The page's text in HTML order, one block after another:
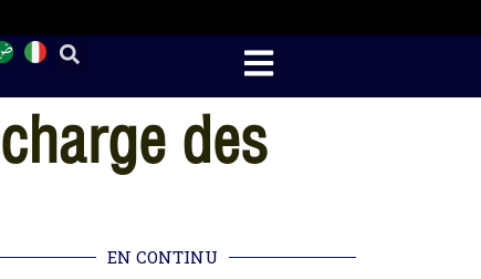
des
EN CONTINU